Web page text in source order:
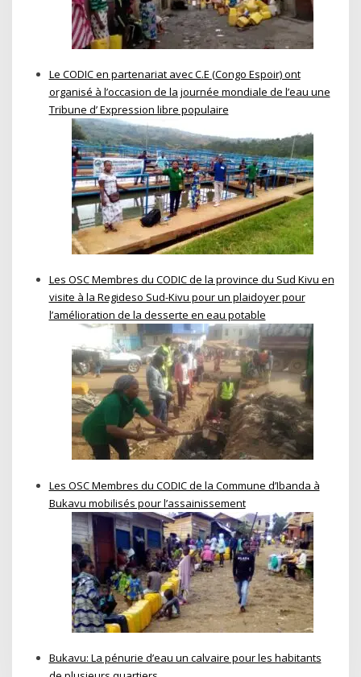
Le CODIC en partenariat avec C.E (Congo Espoir) ont
organisé à l’occasion de la journée mondiale de l’eau une
Tribune d’ Expression libre populaire
Les OSC Membres du CODIC de la province du Sud Kivu en
visite à la Regideso Sud-Kivu pour un plaidoyer pour
l’amélioration de la desserte en eau potable
Les OSC Membres du CODIC de la Commune d’Ibanda à
Bukavu mobilisés pour l’assainissement
Bukavu: La pénurie d’eau un calvaire pour les habitants